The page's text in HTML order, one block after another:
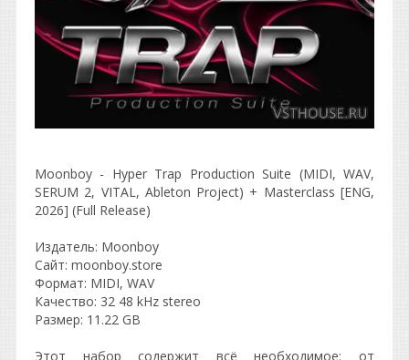
Moonboy - Hyper Trap Production Suite (MIDI, WAV,
SERUM 2, VITAL, Ableton Project) + Masterclass [ENG,
2026] (Full Release)
Издатель: Moonboy
Сайт: moonboy.store
Формат: MIDI, WAV
Качество: 32 48 kHz stereo
Размер: 11.22 GB
Этот набор содержит всё необходимое: от